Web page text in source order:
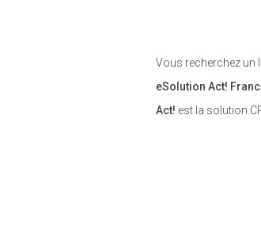
Vous recherchez un
eSolution Act!
Act! est la solution